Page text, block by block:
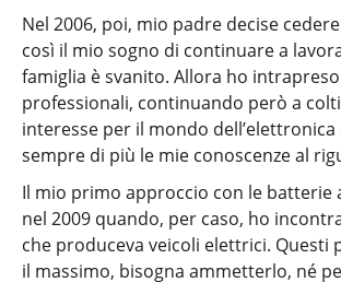
Nel 2006, poi, mio padre decise cedere
così il mio sogno di continuare a
famiglia è svanito. Allora ho
professionali, continuando però a
interesse per il mondo
sempre di più le mie conoscenze al
Il mio primo approccio con le batterie
nel 2009 quando, per caso, ho
che produceva veicoli elettrici. Questi
il massimo, bisogna ammetterlo, né